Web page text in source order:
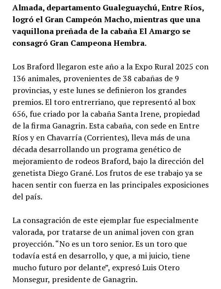
Almada, departamento Gualeguaychú, Entre Ríos,
logró el Gran Campeón Macho, mientras que una
vaquillona preñada de la cabaña El Amargo se
consagró Gran Campeona Hembra.
Los Braford llegaron este año a la Expo Rural 2025 con
136 animales, provenientes de 38 cabañas de 9
provincias, y este lunes se definieron los grandes
premios. El toro entrerriano, que representó al box
656, fue criado por la cabaña Santa Irene, propiedad
de la firma Ganagrin. Esta cabaña, con sede en Entre
Ríos y en Chavarría (Corrientes), lleva más de una
década desarrollando un programa genético de
mejoramiento de rodeos Braford, bajo la dirección del
genetista Diego Grané. Los frutos de ese trabajo ya se
hacen sentir con fuerza en las principales exposiciones
del país.
La consagración de este ejemplar fue especialmente
valorada, por tratarse de un animal joven con gran
proyección. “No es un toro senior. Es un toro que
todavía está en desarrollo, y que, a mi juicio, tiene
mucho futuro por delante”, expresó Luis Otero
Monsegur, presidente de Ganagrin.